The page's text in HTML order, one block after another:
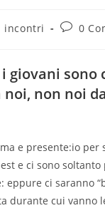
incontri 0
i giovani
non noi
e presente:io per
e ci sono
ci saranno
durante cui vanno